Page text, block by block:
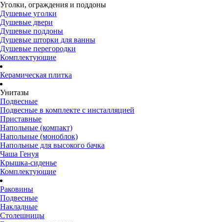
Уголки, ограждения и поддоны
Душевые уголки
Душевые двери
Душевые поддоны
Душевые шторки для ванны
Душевые перегородки
Комплектующие
Керамическая плитка
Унитазы
Подвесные
Подвесные в комплекте с инсталляцией
Приставные
Напольные (компакт)
Напольные (моноблок)
Напольные для высокого бачка
Чаша Генуя
Крышка-сиденье
Комплектующие
Раковины
Подвесные
Накладные
Столешницы